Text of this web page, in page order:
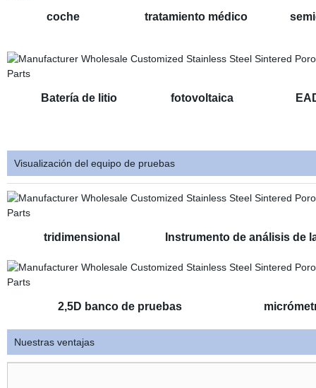
coche tratamiento médico
Batería de litio fotovoltaica
Visualización del equipo de pruebas
tridimensional Instrumento de análisis
2,5D banco de pruebas
Nuestras ventajas